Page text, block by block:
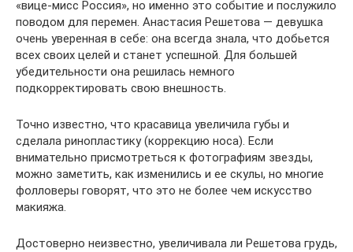
«вице-мисс Россия», но именно это событие и послужило
поводом для перемен. Анастасия Решетова — девушка
очень уверенная в себе: она всегда знала, что добьется
всех своих целей и станет успешной. Для большей
убедительности она решилась немного
подкорректировать свою внешность.
Точно известно, что красавица увеличила губы и
сделала ринопластику (коррекцию носа). Если
внимательно присмотреться к фотографиям звезды,
можно заметить, как изменились и ее скулы, но многие
фолловеры говорят, что это не более чем искусство
макияжа.
Достоверно неизвестно, увеличивала ли Решетова грудь,